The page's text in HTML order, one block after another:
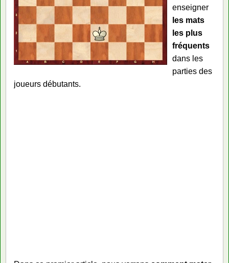
enseigner
les mats
les plus
fréquents
dans les
parties des
joueurs débutants.